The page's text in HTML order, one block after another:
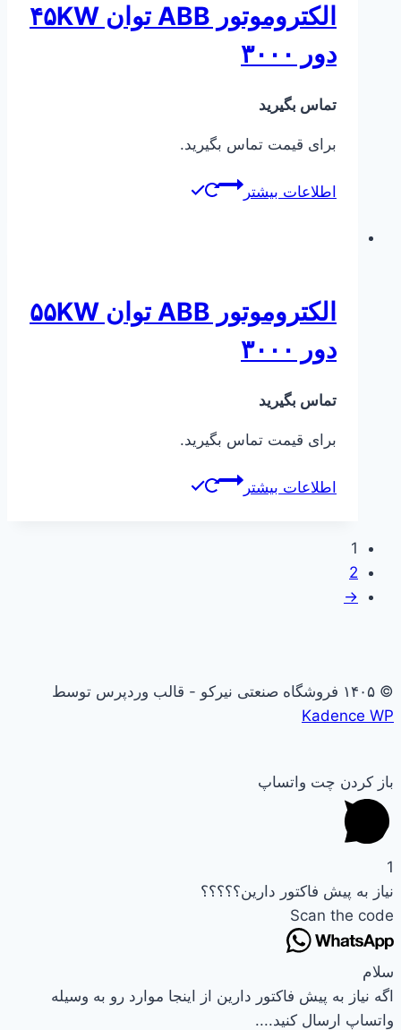
الکتروموتور ABB توان ۴۵KW
دور ۳۰۰۰
تماس بگیرید
برای قیمت تماس بگیرید.
اطلاعات بیشتر
الکتروموتور ABB توان ۵۵KW
دور ۳۰۰۰
تماس بگیرید
برای قیمت تماس بگیرید.
اطلاعات بیشتر
1
2
→
© ۱۴۰۵ فروشگاه صنعتی نیرکو - قالب وردپرس توسط
Kadence WP
باز کردن چت واتساپ
1
نیاز به پیش فاکتور دارین؟؟؟؟؟
Scan the code
سلام
اگه نیاز به پیش فاکتور دارین از اینجا موارد رو به وسیله
واتساپ ارسال کنید....